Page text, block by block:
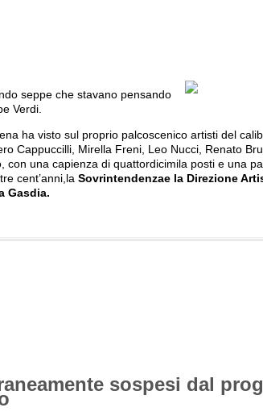
seppe che stavano pensando
Verdi.
ha visto sul proprio palcoscenico artisti del
Cappuccilli, Mirella Freni, Leo Nucci, Renato
con una capienza di quattordicimila posti e una
cent’anni,la Sovrintendenzae la Direzione
Gasdia.
sospesi dal